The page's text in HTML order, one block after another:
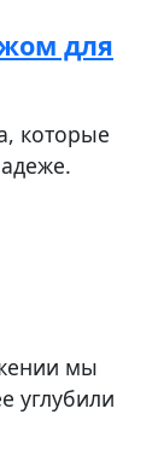
для
которые
мы
углубили